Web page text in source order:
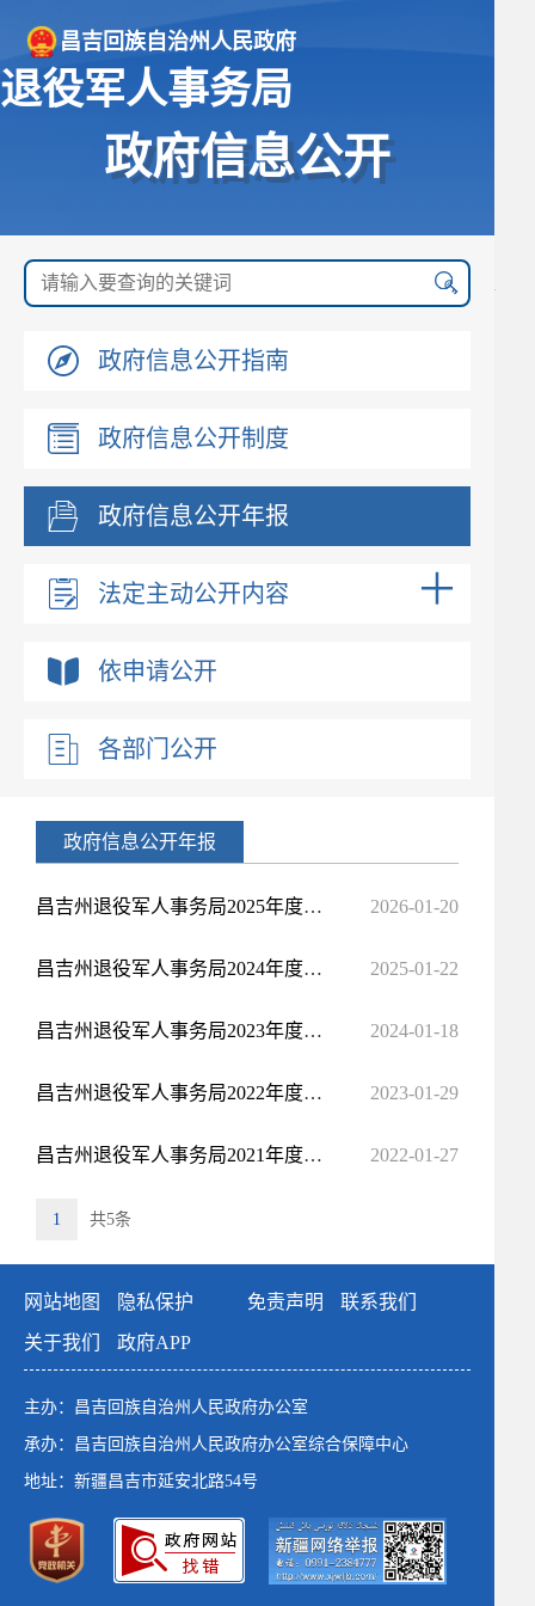
昌吉回族自治州人民政府
退役军人事务局
政府信息公开
政府信息公开指南
政府信息公开制度
政府信息公开年报
法定主动公开内容
依申请公开
各部门公开
政府信息公开年报
昌吉州退役军人事务局2025年度政府信息公开年度报告 2026-01-20
昌吉州退役军人事务局2024年度政府信息公开年度报告 2025-01-22
昌吉州退役军人事务局2023年度政府信息公开年度报告 2024-01-18
昌吉州退役军人事务局2022年度政府信息公开年度报告 2023-01-29
昌吉州退役军人事务局2021年度政府信息公开年度报告 2022-01-27
1 共5条
网站地图 隐私保护 免责声明
联系我们
关于我们
政府APP
主办：昌吉回族自治州人民政府办公室
承办：昌吉回族自治州人民政府办公室综合保障中心
地址：新疆昌吉市延安北路54号